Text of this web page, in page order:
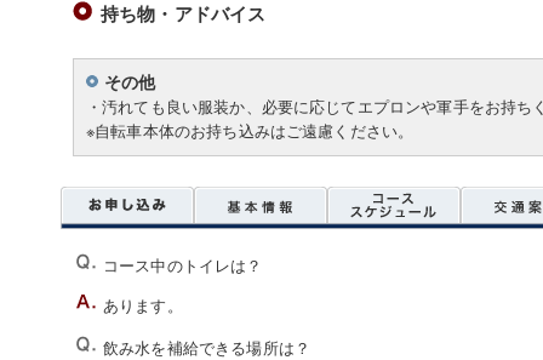
持ち物・アドバイス
その他
・汚れても良い服装か、必要に応じてエプロンや軍手をお持ち
※自転車本体のお持ち込みはご遠慮ください。
コース中のトイレは？
あります。
飲み水を補給できる場所は？